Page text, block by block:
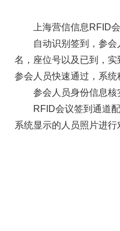
上海营信信息RFID
自动识别签到，参
名，座位号以及已到，
参会人员快速通过，系
参会人员身份信息
RFID会议签到通道
系统显示的人员照片进